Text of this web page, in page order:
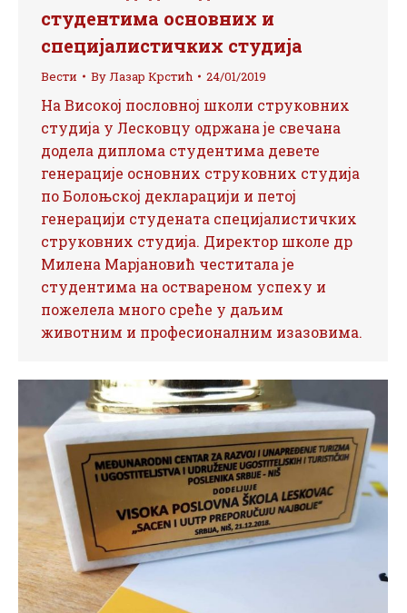
студентима основних и
специјалистичких студија
Вести ByЛазар Крстић 24/01/2019
На Високој пословној школи струковних
студија у Лесковцу одржана је свечана
додела диплома студентима девете
генерације основних струковних студија
по Болоњској декларацији и петој
генерацији студената специјалистичких
струковних студија. Директор школе др
Милена Марјановић честитала је
студентима на оствареном успеху и
пожелела много среће у даљим
животним и професионалним изазовима.